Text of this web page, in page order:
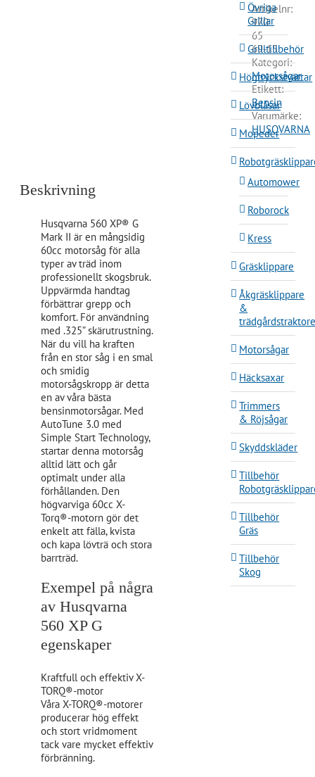
Artikelnr:
970
65
69‑15
Kategori:
Motorsågar
Etikett:
Bensin
Varumärke:
HUSQVARNA
Beskrivning
Husqvarna 560 XP® G
Mark II är en mångsidig
60cc motorsåg för alla
typer av träd inom
professionellt skogsbruk.
Uppvärmda handtag
förbättrar grepp och
komfort. För användning
med .325” skärutrustning.
När du vill ha kraften
från en stor såg i en smal
och smidig
motorsågskropp är detta
en av våra bästa
bensinmotorsågar. Med
AutoTune 3.0 med
Simple Start Technology,
startar denna motorsåg
alltid lätt och går
optimalt under alla
förhållanden. Den
högvarviga 60cc X-
Torq®-motorn gör det
enkelt att fälla, kvista
och kapa lövträ och stora
barrträd.
Exempel på några
av Husqvarna
560 XP G
egenskaper
Kraftfull och effektiv X-
TORQ®-motor
Våra X-TORQ®-motorer
producerar hög effekt
och stort vridmoment
tack vare mycket effektiv
förbränning.
Övriga
Grillar
Grilltillbehör
Högtryckstvättar
Lövblåsar
Mopeder
Automower
Roborock
Kress
Gräsklippare
Åkgräsklippare
&
Motorsågar
Häcksaxar
Trimmers
& Röjsågar
Skyddskläder
Tillbehör
Tillbehör
Gräs
Tillbehör
Skog